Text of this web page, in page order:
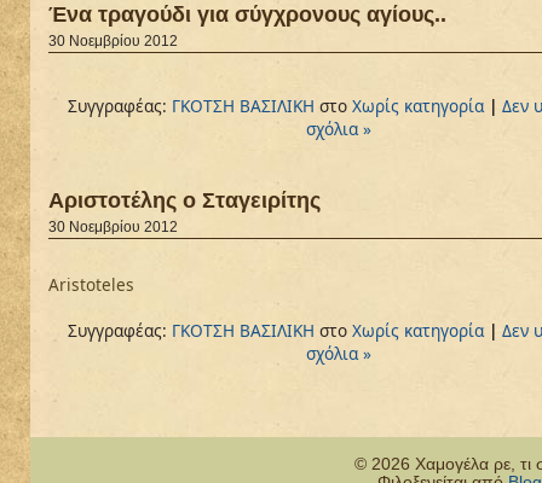
Ένα τραγούδι για σύγχρονους αγίους..
30 Νοεμβρίου 2012
Συγγραφέας: ΓΚΟΤΣΗ ΒΑΣΙΛΙΚΗ στο Χωρίς κατηγορία | Δεν
σχόλια »
Αριστοτέλης ο Σταγειρίτης
30 Νοεμβρίου 2012
Aristoteles
Συγγραφέας: ΓΚΟΤΣΗ ΒΑΣΙΛΙΚΗ στο Χωρίς κατηγορία | Δεν
σχόλια »
© 2026 Χαμογέλα ρε, τι